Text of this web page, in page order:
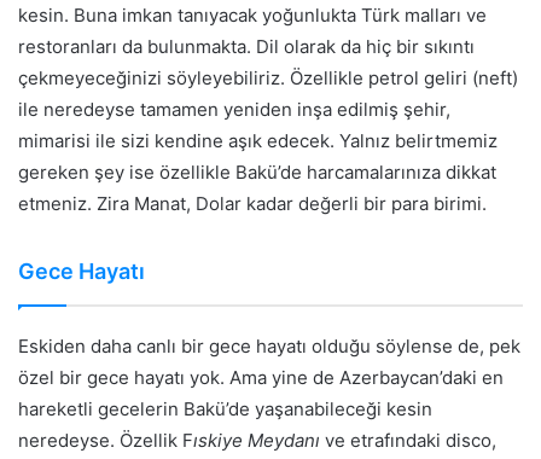
kesin. Buna imkan tanıyacak yoğunlukta Türk malları ve
restoranları da bulunmakta. Dil olarak da hiç bir sıkıntı
çekmeyeceğinizi söyleyebiliriz. Özellikle petrol geliri (neft)
ile neredeyse tamamen yeniden inşa edilmiş şehir,
mimarisi ile sizi kendine aşık edecek. Yalnız belirtmemiz
gereken şey ise özellikle Bakü’de harcamalarınıza dikkat
etmeniz. Zira Manat, Dolar kadar değerli bir para birimi.
Gece Hayatı
Eskiden daha canlı bir gece hayatı olduğu söylense de, pek
özel bir gece hayatı yok. Ama yine de Azerbaycan’daki en
hareketli gecelerin Bakü’de yaşanabileceği kesin
neredeyse. Özellik Fıskiye Meydanı ve etrafındaki disco,